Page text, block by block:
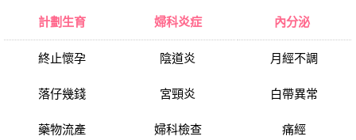
計劃生育
終止懷孕
落仔幾錢
藥物流產
婦科炎症
陰道炎
宮頸炎
婦科檢查
內分泌
月經不調
白帶異常
痛經